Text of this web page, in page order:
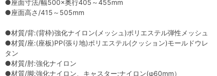
●座面寸法/幅500×奥行405～455mm
●座面高さ/415～505mm
●材質/背:(背枠)強化ナイロン(メッシュ)ポリエステル弾性メッシュ
●材質/座:(座板)PP(張り地)ポリエステル(クッション)モールドウレ
タン
●材質/肘:強化ナイロン
●材質/脚:強化ナイロン、キャスター:ナイロン(φ60mm）